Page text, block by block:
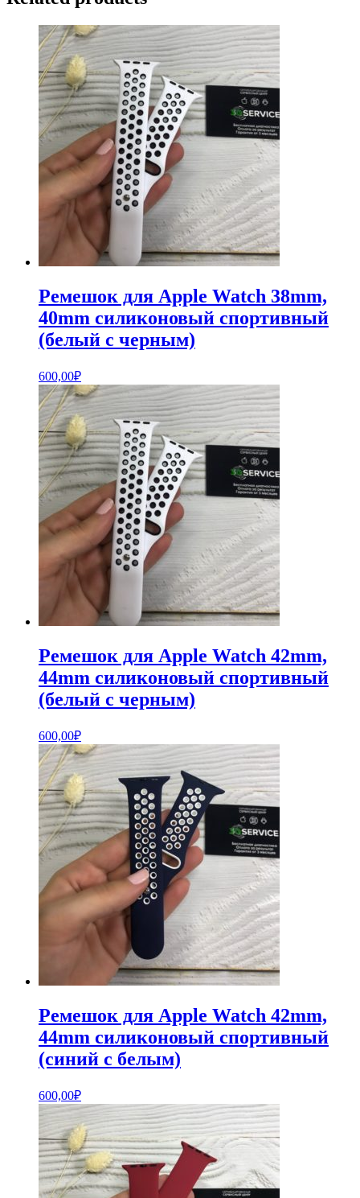
Ремешок для Apple Watch 38mm,
40mm силиконовый спортивный
(белый с черным)
600,00₽
Ремешок для Apple Watch 42mm,
44mm силиконовый спортивный
(белый с черным)
600,00₽
Ремешок для Apple Watch 42mm,
44mm силиконовый спортивный
(синий с белым)
600,00₽